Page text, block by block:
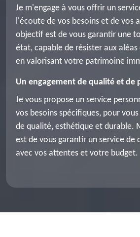
Je m'engage à vous offrir un
l'écoute de vos besoins et de vos
objectif est de vous garantir une
état, capable de résister aux
en valorisant votre patrimoine
Un engagement de qualité et de
Je vous propose un service
vos besoins spécifiques, pour
de qualité, esthétique et durable.
est de vous garantir un service de
avec vos attentes et votre budget.